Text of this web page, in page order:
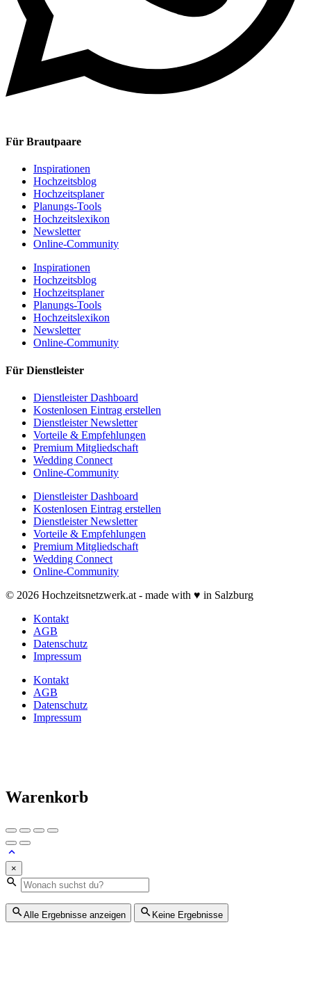
Für Brautpaare
Inspirationen
Hochzeitsblog
Hochzeitsplaner
Planungs-Tools
Hochzeitslexikon
Newsletter
Online-Community
Inspirationen
Hochzeitsblog
Hochzeitsplaner
Planungs-Tools
Hochzeitslexikon
Newsletter
Online-Community
Für Dienstleister
Dienstleister Dashboard
Kostenlosen Eintrag erstellen
Dienstleister Newsletter
Vorteile & Empfehlungen
Premium Mitgliedschaft
Wedding Connect
Online-Community
Dienstleister Dashboard
Kostenlosen Eintrag erstellen
Dienstleister Newsletter
Vorteile & Empfehlungen
Premium Mitgliedschaft
Wedding Connect
Online-Community
© 2026 Hochzeitsnetzwerk.at - made with ♥ in Salzburg
Kontakt
AGB
Datenschutz
Impressum
Kontakt
AGB
Datenschutz
Impressum
Warenkorb
×
Alle Ergebnisse anzeigen Keine Ergebnisse